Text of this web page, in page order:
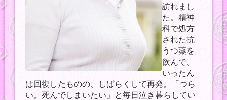
訪れまし
た。精神
科で処方
された抗
うつ薬を
飲んで、
いったん
は回復したものの、しばらくして再発。「つら
い。死んでしまいたい」と毎日泣き暮らしてい